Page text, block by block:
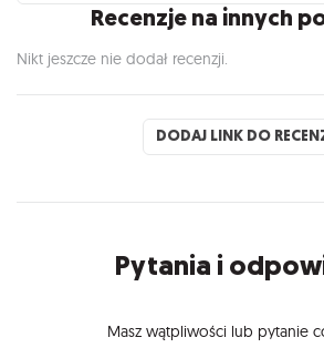
Recenzje na innych
Nikt jeszcze nie dodał recenzji.
DODAJ LINK DO
Pytania i
Masz wątpliwości lub pytanie